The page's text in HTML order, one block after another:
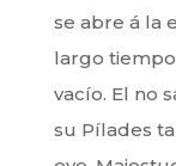
se abre á la
largo
vacío. El no
su Pílades